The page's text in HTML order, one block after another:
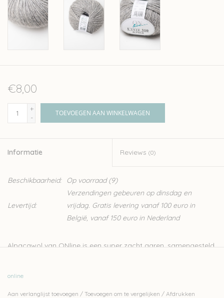
€8,00
+
-
TOEVOEGEN AAN WINKELWAGEN
Informatie Reviews (0)
Beschikbaarheid: Op voorraad(9)
Levertijd:
Verzendingen gebeuren op dinsdag en
vrijdag. Gratis levering vanaf 100 euro in
België, vanaf 150 euro in Nederland
Alpacawol van ONline is een super zacht garen, samengesteld
online
Aan verlanglijst toevoegen / Toevoegen om te vergelijken / Afdrukken